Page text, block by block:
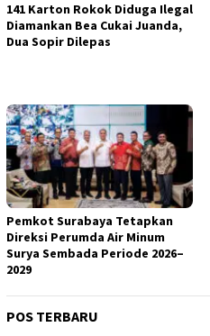
141 Karton Rokok Diduga Ilegal
Diamankan Bea Cukai Juanda,
Dua Sopir Dilepas
Pemkot Surabaya Tetapkan
Direksi Perumda Air Minum
Surya Sembada Periode 2026–
2029
POS TERBARU